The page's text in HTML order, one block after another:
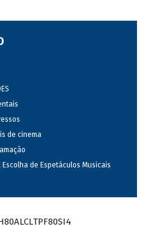
de cinema
de Espetáculos Musicais